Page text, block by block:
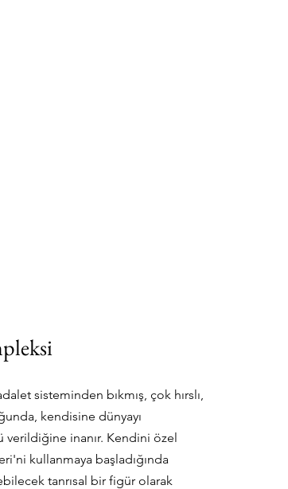
sisteminden bıkmış, çok hırslı,
kendisine dünyayı
inanır. Kendini özel
kullanmaya başladığında
tanrısal bir figür olarak